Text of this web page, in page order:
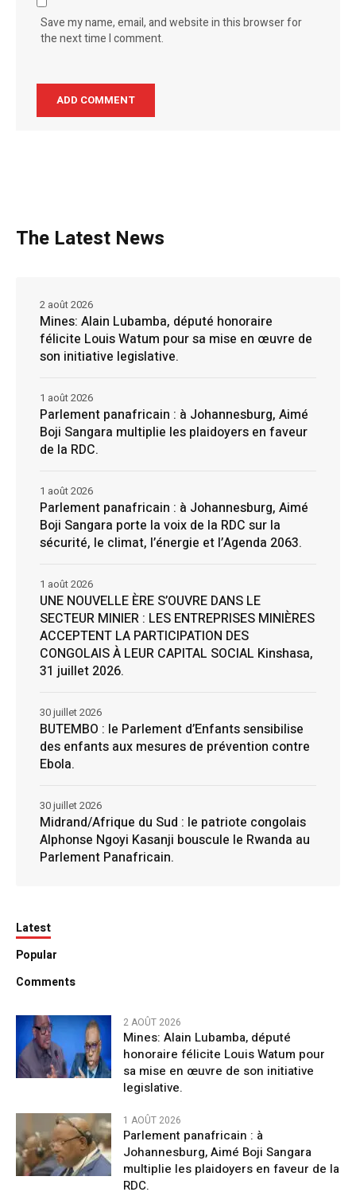
Save my name, email, and website in this browser for
the next time I comment.
The Latest News
Mines: Alain Lubamba, député honoraire
félicite Louis Watum pour sa mise en œuvre de
son initiative legislative.
2 août 2026
Parlement panafricain : à Johannesburg, Aimé
Boji Sangara multiplie les plaidoyers en faveur
de la RDC.
1 août 2026
Parlement panafricain : à Johannesburg, Aimé
Boji Sangara porte la voix de la RDC sur la
sécurité, le climat, l’énergie et l’Agenda 2063.
1 août 2026
UNE NOUVELLE ÈRE S’OUVRE DANS LE
SECTEUR MINIER : LES ENTREPRISES MINIÈRES
ACCEPTENT LA PARTICIPATION DES
CONGOLAIS À LEUR CAPITAL SOCIAL Kinshasa,
31 juillet 2026.
1 août 2026
BUTEMBO : le Parlement d’Enfants sensibilise
des enfants aux mesures de prévention contre
Ebola.
30 juillet 2026
Midrand/Afrique du Sud : le patriote congolais
Alphonse Ngoyi Kasanji bouscule le Rwanda au
Parlement Panafricain.
30 juillet 2026
Latest
Popular
Comments
2 AOÛT 2026
Mines: Alain Lubamba, député
honoraire félicite Louis Watum pour
sa mise en œuvre de son initiative
legislative.
1 AOÛT 2026
Parlement panafricain : à
Johannesburg, Aimé Boji Sangara
multiplie les plaidoyers en faveur de la
RDC.